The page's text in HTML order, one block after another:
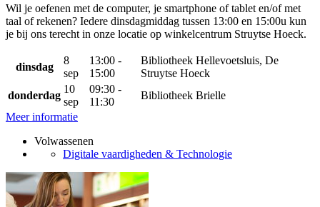
Wil je oefenen met de computer, je smartphone of tablet en/of met
taal of rekenen? Iedere dinsdagmiddag tussen 13:00 en 15:00u kun
je bij ons terecht in onze locatie op winkelcentrum Struytse Hoeck.
dinsdag
8
sep
13:00 -
15:00
Bibliotheek Hellevoetsluis, De
Struytse Hoeck
donderdag
10
sep
09:30 -
11:30
Bibliotheek Brielle
Meer informatie
Volwassenen
Digitale vaardigheden & Technologie